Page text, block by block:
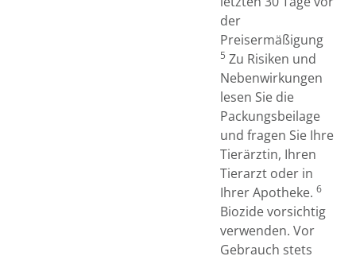
der
Preisermäßigung
5 Zu Risiken und
Nebenwirkungen
lesen Sie die
Packungsbeilage
und fragen Sie Ihre
Tierärztin, Ihren
Tierarzt oder in
Ihrer Apotheke. 6
Biozide vorsichtig
verwenden. Vor
Gebrauch stets